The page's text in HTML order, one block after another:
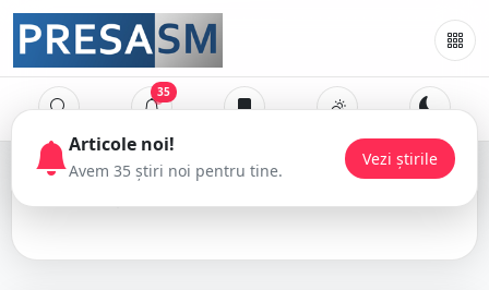
35
Primăria Carei